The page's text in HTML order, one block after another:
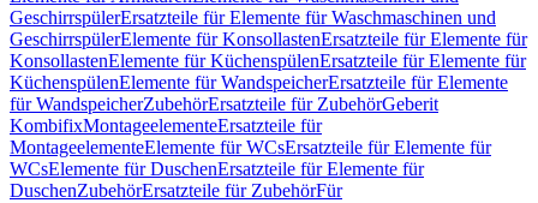
GeschirrspülerErsatzteile für Elemente für Waschmaschinen und
GeschirrspülerElemente für KonsollastenErsatzteile für Elemente für
KonsollastenElemente für KüchenspülenErsatzteile für Elemente für
KüchenspülenElemente für WandspeicherErsatzteile für Elemente
für WandspeicherZubehörErsatzteile für ZubehörGeberit
KombifixMontageelementeErsatzteile für
MontageelementeElemente für WCsErsatzteile für Elemente für
WCsElemente für DuschenErsatzteile für Elemente für
DuschenZubehörErsatzteile für ZubehörFür